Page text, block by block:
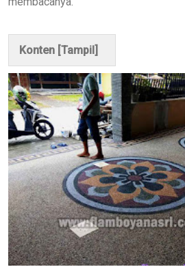
Konten [Tampil]